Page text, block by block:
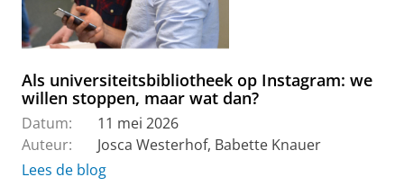
Als universiteitsbibliotheek op Instagram: we
willen stoppen, maar wat dan?
Datum:
11 mei 2026
Auteur:
Josca Westerhof, Babette Knauer
Lees de blog